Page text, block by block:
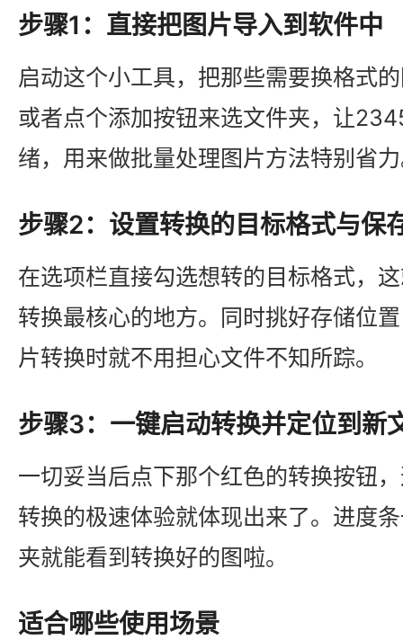
步骤1：直接把图片导入到软件中
启动这个小工具，把那些需要换格式
或者点个添加按钮来选文件夹，让
绪，用来做批量处理图片方法特别省
步骤2：设置转换的目标格式与保
在选项栏直接勾选想转的目标格式，
转换最核心的地方。同时挑好存储位
片转换时就不用担心文件不知所踪。
步骤3：一键启动转换并定位到新
一切妥当后点下那个红色的转换按钮
转换的极速体验就体现出来了。进度
夹就能看到转换好的图啦。
适合哪些使用场景